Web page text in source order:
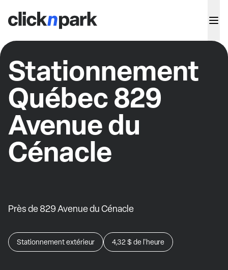
Stationnement
Québec 829
Avenue du
Cénacle
Près de 829 Avenue du Cénacle
Stationnement extérieur 4,32 $ de l'heure